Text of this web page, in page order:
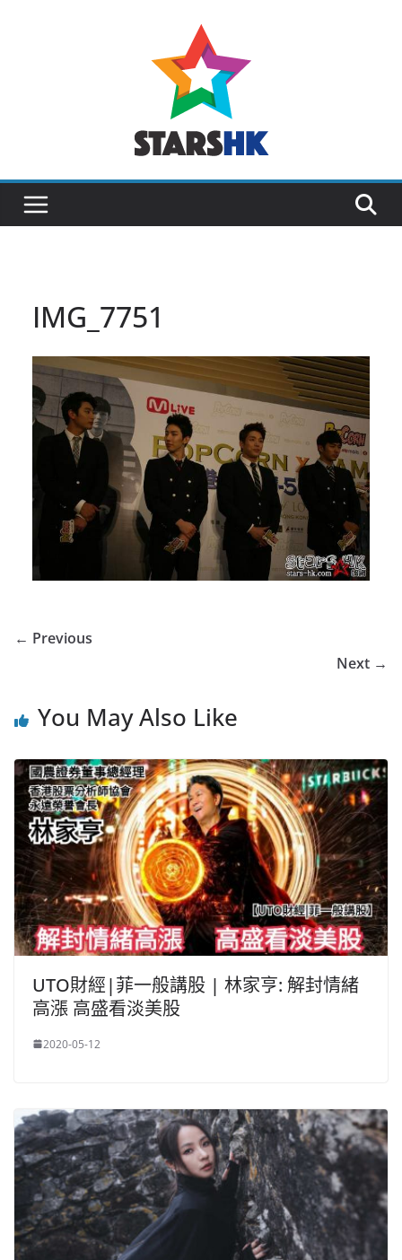
IMG_7751
← Previous
Next →
You May Also Like
UTO財經|菲一般講股 | 林家亨: 解封情緒
高漲 高盛看淡美股
2020-05-12